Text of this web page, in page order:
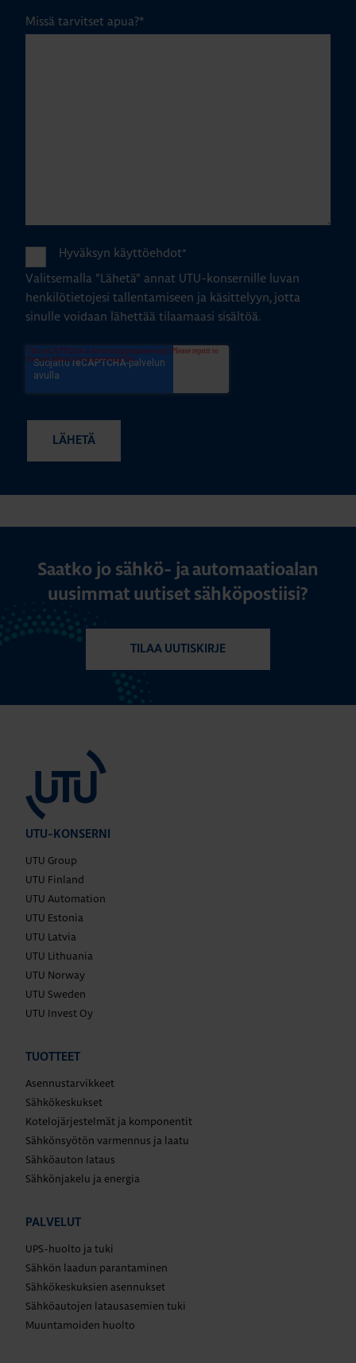
Missä tarvitset apua?*
Hyväksyn käyttöehdot*
Valitsemalla "Lähetä" annat UTU-konsernille luvan
henkilötietojesi tallentamiseen ja käsittelyyn, jotta
sinulle voidaan lähettää tilaamaasi sisältöä.
Saatko jo sähkö- ja automaatioalan
uusimmat uutiset sähköpostiisi?
TILAA UUTISKIRJE
UTU-KONSERNI
UTU Group
UTU Finland
UTU Automation
UTU Estonia
UTU Latvia
UTU Lithuania
UTU Norway
UTU Sweden
UTU Invest Oy
TUOTTEET
Asennustarvikkeet
Sähkökeskukset
Kotelojärjestelmät ja komponentit
Sähkönsyötön varmennus ja laatu
Sähköauton lataus
Sähkönjakelu ja energia
PALVELUT
UPS-huolto ja tuki
Sähkön laadun parantaminen
Sähkökeskuksien asennukset
Sähköautojen latausasemien tuki
Muuntamoiden huolto